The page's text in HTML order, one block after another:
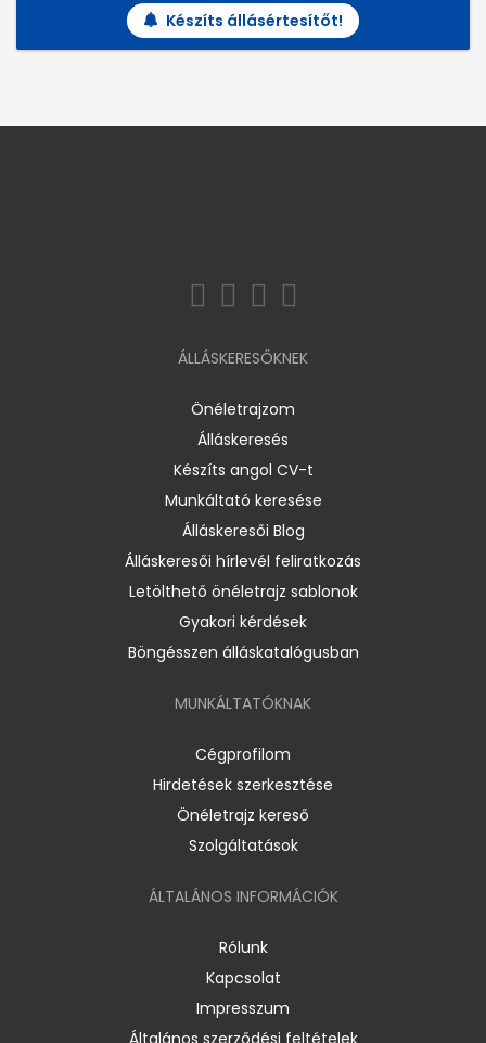
Készíts állásértesítőt!
ÁLLÁSKERESŐKNEK
Önéletrajzom
Álláskeresés
Készíts angol CV-t
Munkáltató keresése
Álláskeresői Blog
Álláskeresői hírlevél feliratkozás
Letölthető önéletrajz sablonok
Gyakori kérdések
Böngésszen álláskatalógusban
MUNKÁLTATÓKNAK
Cégprofilom
Hirdetések szerkesztése
Önéletrajz kereső
Szolgáltatások
ÁLTALÁNOS INFORMÁCIÓK
Rólunk
Kapcsolat
Impresszum